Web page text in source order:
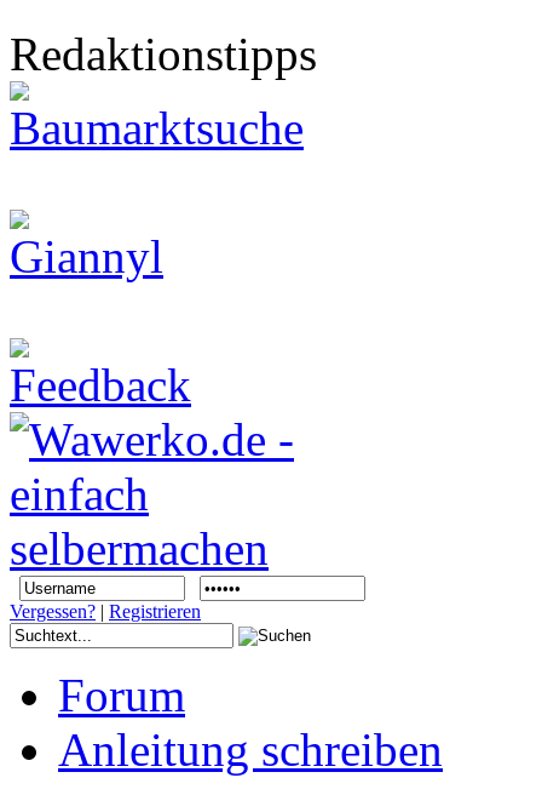
Redaktionstipps
Vergessen? | Registrieren
Forum
Anleitung schreiben